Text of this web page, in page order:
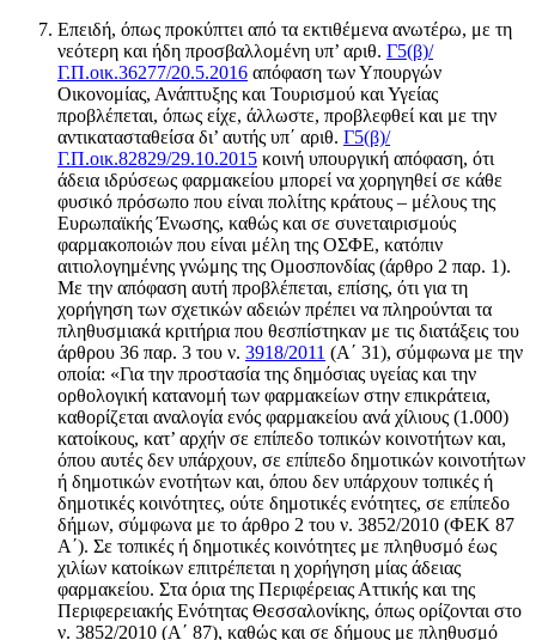
Επειδή, όπως προκύπτει από τα εκτιθέμενα ανωτέρω, με τη
νεότερη και ήδη προσβαλλομένη υπ’ αριθ. Γ5(β)/
Γ.Π.οικ.36277/20.5.2016 απόφαση των Υπουργών
Οικονομίας, Ανάπτυξης και Τουρισμού και Υγείας
προβλέπεται, όπως είχε, άλλωστε, προβλεφθεί και με την
αντικατασταθείσα δι’ αυτής υπ΄ αριθ. Γ5(β)/
Γ.Π.οικ.82829/29.10.2015 κοινή υπουργική απόφαση, ότι
άδεια ιδρύσεως φαρμακείου μπορεί να χορηγηθεί σε κάθε
φυσικό πρόσωπο που είναι πολίτης κράτους – μέλους της
Ευρωπαϊκής Ένωσης, καθώς και σε συνεταιρισμούς
φαρμακοποιών που είναι μέλη της ΟΣΦΕ, κατόπιν
αιτιολογημένης γνώμης της Ομοσπονδίας (άρθρο 2 παρ. 1).
Με την απόφαση αυτή προβλέπεται, επίσης, ότι για τη
χορήγηση των σχετικών αδειών πρέπει να πληρούνται τα
πληθυσμιακά κριτήρια που θεσπίστηκαν με τις διατάξεις του
άρθρου 36 παρ. 3 του ν. 3918/2011 (Α΄ 31), σύμφωνα με την
οποία: «Για την προστασία της δημόσιας υγείας και την
ορθολογική κατανομή των φαρμακείων στην επικράτεια,
καθορίζεται αναλογία ενός φαρμακείου ανά χίλιους (1.000)
κατοίκους, κατ’ αρχήν σε επίπεδο τοπικών κοινοτήτων και,
όπου αυτές δεν υπάρχουν, σε επίπεδο δημοτικών κοινοτήτων
ή δημοτικών ενοτήτων και, όπου δεν υπάρχουν τοπικές ή
δημοτικές κοινότητες, ούτε δημοτικές ενότητες, σε επίπεδο
δήμων, σύμφωνα με το άρθρο 2 του ν. 3852/2010 (ΦΕΚ 87
Α΄). Σε τοπικές ή δημοτικές κοινότητες με πληθυσμό έως
χιλίων κατοίκων επιτρέπεται η χορήγηση μίας άδειας
φαρμακείου. Στα όρια της Περιφέρειας Αττικής και της
Περιφερειακής Ενότητας Θεσσαλονίκης, όπως ορίζονται στο
ν. 3852/2010 (Α΄ 87), καθώς και σε δήμους με πληθυσμό